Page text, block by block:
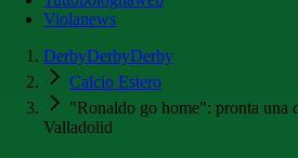
Violanews
DerbyDerbyDerby
Calcio Estero
"Ronaldo go home": pronta una
Valladolid